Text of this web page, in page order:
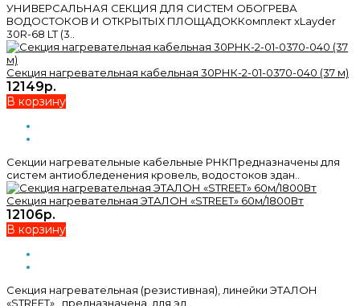
УНИВЕРСАЛЬНАЯ СЕКЦИЯ ДЛЯ СИСТЕМ ОБОГРЕВА
ВОДОСТОКОВ И ОТКРЫТЫХ ПЛОЩАДОККомплект xLayder
30R-68 LT (3..
Секция нагревательная кабельная 30РНК-2-01-0370-040 (37 м)
12149р.
В корзину
Секции нагревательные кабельные РНКПредназначены для
систем антиобледенения кровель, водостоков здан..
Секция нагревательная ЭТАЛОН «STREET» 60м/1800Вт
12106р.
В корзину
Секция нагревательная (резистивная), линейки ЭТАЛОН
«STREET» предназначена для эл..